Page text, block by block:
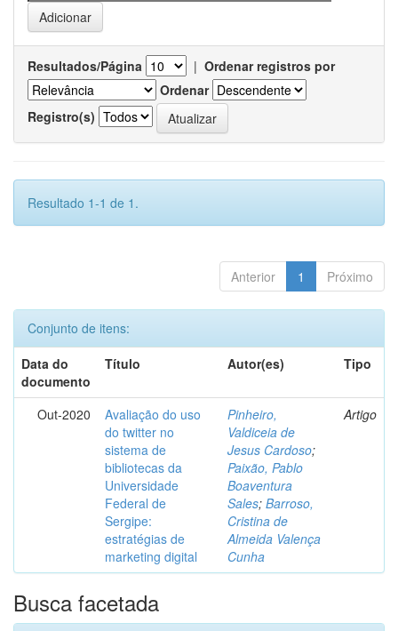
Resultados/Página | Ordenar registros por
Ordenar
Registro(s)
Resultado 1-1 de 1.
Anterior 1 Próximo
Conjunto de itens:
Data do
documento
Título Autor(es) Tipo
Out-2020
Avaliação do uso
do twitter no
sistema de
bibliotecas da
Universidade
Federal de
Sergipe:
estratégias de
marketing digital
Pinheiro,
Valdiceia de
Jesus Cardoso;
Paixão, Pablo
Boaventura
Sales; Barroso,
Cristina de
Almeida Valença
Cunha
Artigo
Busca facetada